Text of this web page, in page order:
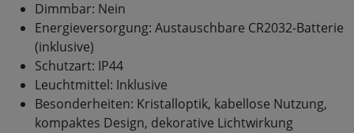
Dimmbar: Nein
Energieversorgung: Austauschbare CR2032-Batterie
(inklusive)
Schutzart: IP44
Leuchtmittel: Inklusive
Besonderheiten: Kristalloptik, kabellose Nutzung,
kompaktes Design, dekorative Lichtwirkung